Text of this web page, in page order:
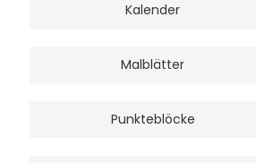
Kalender
Malblätter
Punkteblöcke